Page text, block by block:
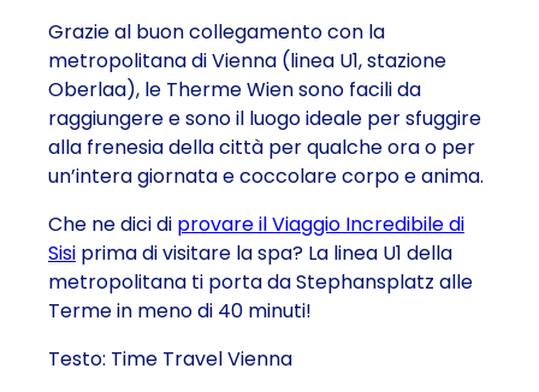
Grazie al buon collegamento con la
metropolitana di Vienna (linea U1, stazione
Oberlaa), le Therme Wien sono facili da
raggiungere e sono il luogo ideale per sfuggire
alla frenesia della città per qualche ora o per
un’intera giornata e coccolare corpo e anima.
Che ne dici di provare il Viaggio Incredibile di
Sisi prima di visitare la spa? La linea U1 della
metropolitana ti porta da Stephansplatz alle
Terme in meno di 40 minuti!
Testo: Time Travel Vienna